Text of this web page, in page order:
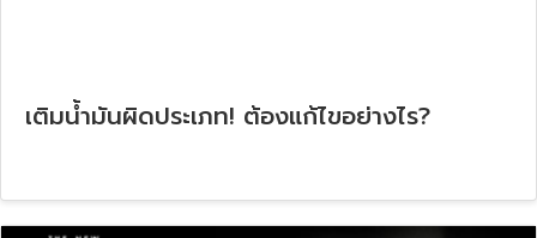
เติมน้ำมันผิดประเภท! ต้องแก้ไขอย่างไร?